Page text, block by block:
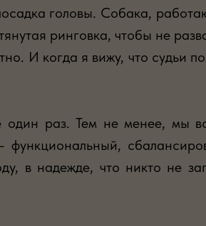
головы. Собака,
ринговка, чтобы не
И когда я вижу, что судьи
один раз. Тем не менее, мы
функциональный,
в надежде, что никто не